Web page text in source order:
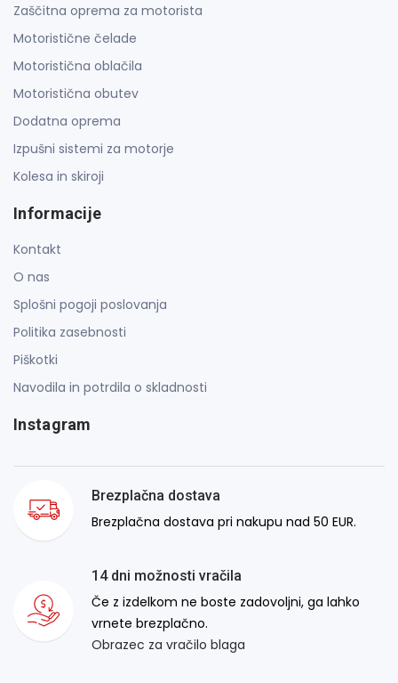
Zaščitna oprema za motorista
Motoristične čelade
Motoristična oblačila
Motoristična obutev
Dodatna oprema
Izpušni sistemi za motorje
Kolesa in skiroji
Informacije
Kontakt
O nas
Splošni pogoji poslovanja
Politika zasebnosti
Piškotki
Navodila in potrdila o skladnosti
Instagram
Brezplačna dostava
Brezplačna dostava pri nakupu nad 50 EUR.
14 dni možnosti vračila
Če z izdelkom ne boste zadovoljni, ga lahko
vrnete brezplačno.
Obrazec za vračilo blaga